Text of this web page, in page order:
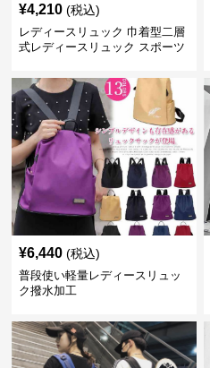
¥4,210 (税込)
レディースリュック 巾着型二層
式レディースリュック スポーツ
¥6,440 (税込)
普段使い軽量レディースリュッ
ク撥水加工